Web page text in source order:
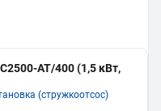
AT/400 (1,5 кВт,
(стружкоотсос)